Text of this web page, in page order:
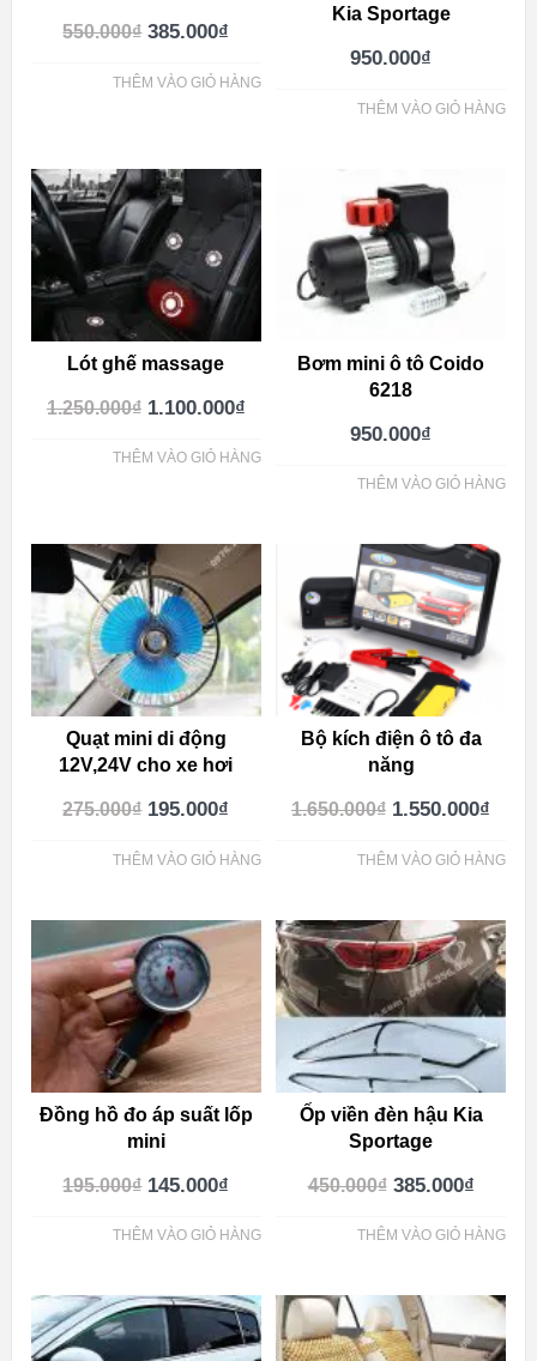
550.000₫ 385.000₫
THÊM VÀO GIỎ HÀNG
Kia Sportage
950.000₫
THÊM VÀO GIỎ HÀNG
Lót ghế massage
1.250.000₫ 1.100.000₫
THÊM VÀO GIỎ HÀNG
Bơm mini ô tô Coido
6218
950.000₫
THÊM VÀO GIỎ HÀNG
Quạt mini di động
12V,24V cho xe hơi
275.000₫ 195.000₫
THÊM VÀO GIỎ HÀNG
Bộ kích điện ô tô đa
năng
1.650.000₫ 1.550.000₫
THÊM VÀO GIỎ HÀNG
Đồng hồ đo áp suất lốp
mini
195.000₫ 145.000₫
THÊM VÀO GIỎ HÀNG
Ốp viền đèn hậu Kia
Sportage
450.000₫ 385.000₫
THÊM VÀO GIỎ HÀNG